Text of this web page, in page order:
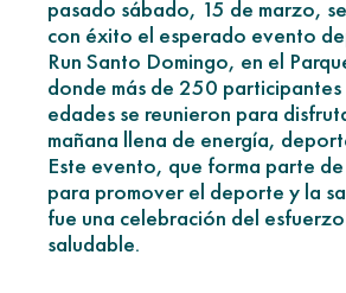
pasado sábado, 15 de marzo,
con éxito el esperado evento
Run Santo Domingo, en el
donde más de 250
edades se reunieron para
mañana llena de energía,
Este evento, que forma parte
para promover el deporte y la
fue una celebración del
saludable.